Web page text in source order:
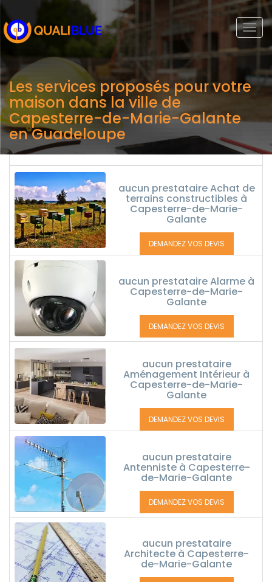
Les services proposés pour votre
maison dans la ville de
Capesterre-de-Marie-Galante
en Guadeloupe
aucun prestataire Achat de
terrains constructibles à
Capesterre-de-Marie-
Galante
DEMANDEZ VOS DEVIS
aucun prestataire Alarme à
Capesterre-de-Marie-
Galante
DEMANDEZ VOS DEVIS
aucun prestataire
Aménagement Intérieur à
Capesterre-de-Marie-
Galante
DEMANDEZ VOS DEVIS
aucun prestataire
Antenniste à Capesterre-
de-Marie-Galante
DEMANDEZ VOS DEVIS
aucun prestataire
Architecte à Capesterre-
de-Marie-Galante